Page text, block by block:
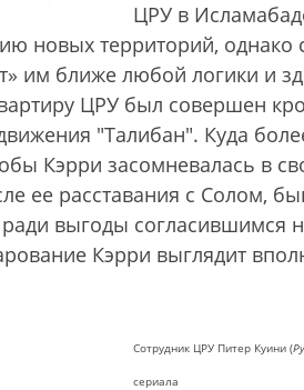
ЦРУ в
новых территорий,
им ближе любой логики и
ЦРУ был совершен
"Талибан". Куда
Кэрри засомневалась в
ее расставания с Солом,
выгоды согласившимся
Кэрри выглядит
Сотрудник ЦРУ Питер Куини (
сериала